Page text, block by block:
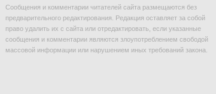
Сообщения и комментарии читателей сайта размещаются без
предварительного редактирования. Редакция оставляет за собой
право удалить их с сайта или отредактировать, если указанные
сообщения и комментарии являются злоупотреблением свободой
массовой информации или нарушением иных требований закона.